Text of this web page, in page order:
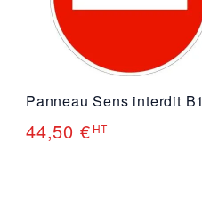
Panneau Sens interdit B1
44,50 € HT